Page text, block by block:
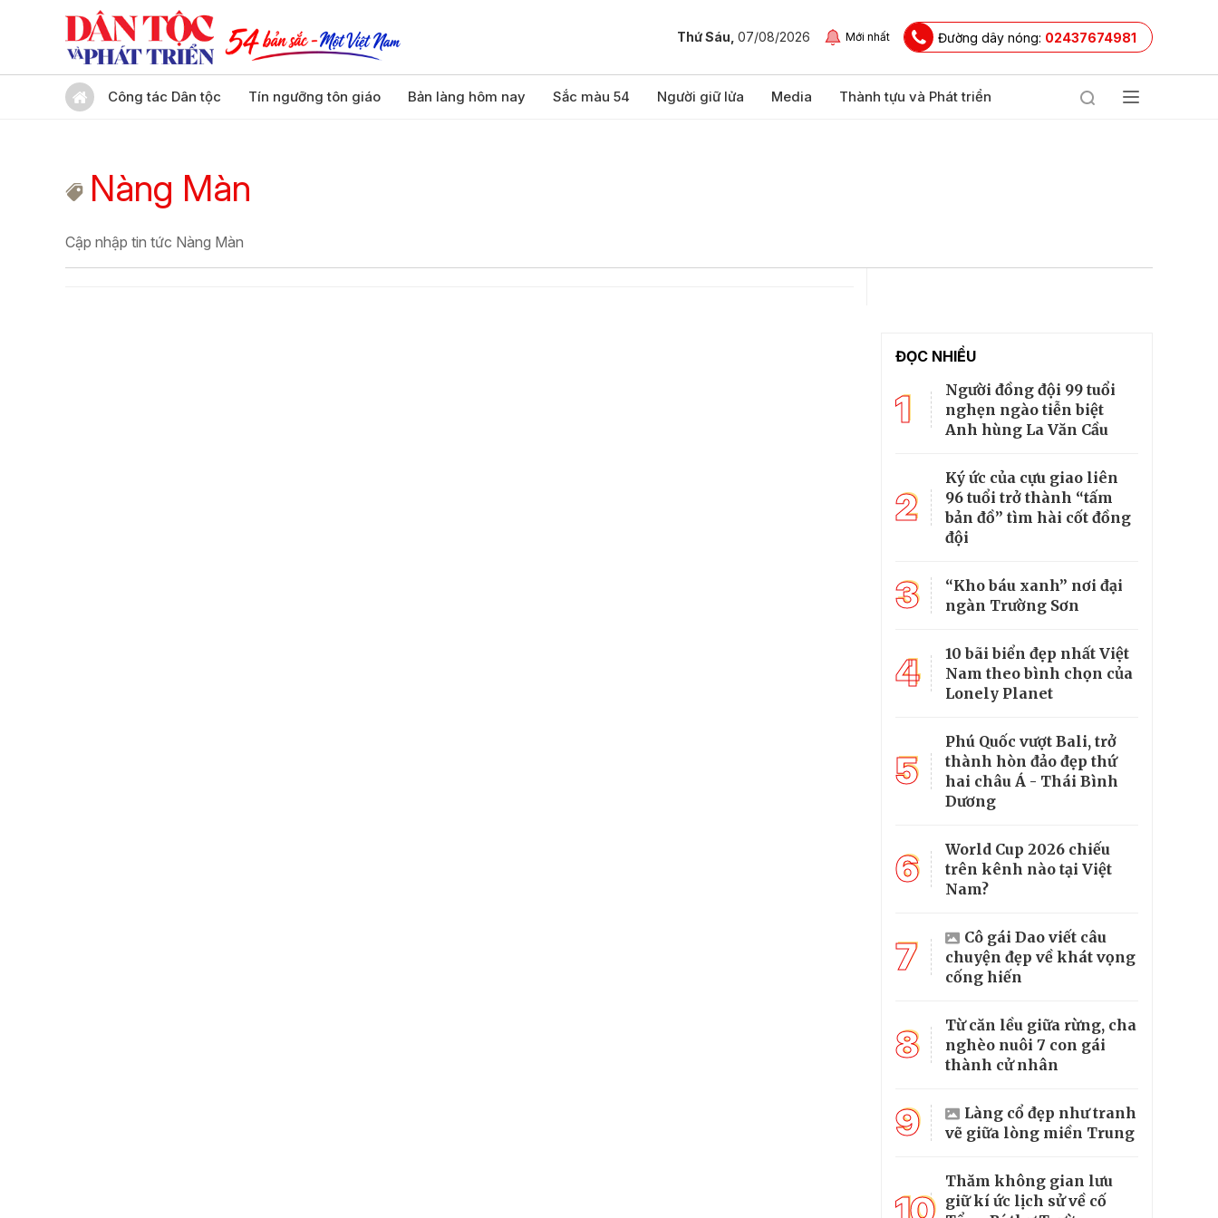
Thứ Sáu, 07/08/2026 Mới nhất Đường dây nóng: 02437674981
Công tác Dân tộc Tín ngưỡng tôn giáo Bản làng hôm nay Sắc màu 54 Người giữ lửa Media Thành tựu và Phát triển
Nàng Màn
Cập nhập tin tức Nàng Màn
ĐỌC NHIỀU
1
Người đồng đội 99 tuổi
nghẹn ngào tiễn biệt
Anh hùng La Văn Cầu
2
Ký ức của cựu giao liên
96 tuổi trở thành “tấm
bản đồ” tìm hài cốt đồng
đội
3
“Kho báu xanh” nơi đại
ngàn Trường Sơn
4
10 bãi biển đẹp nhất Việt
Nam theo bình chọn của
Lonely Planet
5
Phú Quốc vượt Bali, trở
thành hòn đảo đẹp thứ
hai châu Á - Thái Bình
Dương
6
World Cup 2026 chiếu
trên kênh nào tại Việt
Nam?
7
Cô gái Dao viết câu
chuyện đẹp về khát vọng
cống hiến
8
Từ căn lều giữa rừng, cha
nghèo nuôi 7 con gái
thành cử nhân
9
Làng cổ đẹp như tranh
vẽ giữa lòng miền Trung
Thăm không gian lưu
giữ kí ức lịch sử về cố